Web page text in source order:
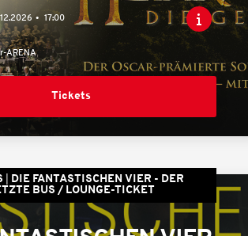
17:00
ARENA
Tickets
DIE FANTASTISCHEN VIER - DER
BUS / LOUNGE-TICKET